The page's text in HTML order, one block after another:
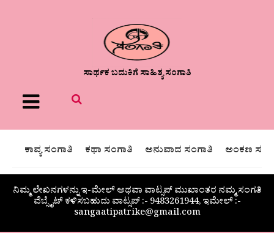
ಸಾರ್ಥಕ ಬದುಕಿಗೆ ಸಾಹಿತ್ಯ ಸಂಗಾತಿ
Menu
ಕಾವ್ಯ ಸಂಗಾತಿ ಕಥಾ ಸಂಗಾತಿ ಅನುವಾದ ಸಂಗಾತಿ ಅಂಕಣ
ನಿಮ್ಮ ಲೇಖನಗಳನ್ನು ಇ-ಮೇಲ್ ಅಥವಾ ವಾಟ್ಸಪ್ ಮುಖಾಂತರ ನಮ್ಮ ಸಂಗತಿ
ವೆಬ್ಸೈಟ್ ಕಳಿಸಬಹುದು ವಾಟ್ಸಪ್‌ :- 9483261944, ಇಮೇಲ್ :-
sangaatipatrike@gmail.com